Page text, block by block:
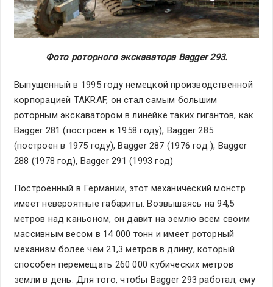
Фото роторного экскаватора Bagger 293.
Выпущенный в 1995 году немецкой производственной
корпорацией TAKRAF, он стал самым большим
роторным экскаватором в линейке таких гигантов, как
Bagger 281 (построен в 1958 году), Bagger 285
(построен в 1975 году), Bagger 287 (1976 год ), Bagger
288 (1978 год), Bagger 291 (1993 год)
Построенный в Германии, этот механический монстр
имеет невероятные габариты. Возвышаясь на 94,5
метров над каньоном, он давит на землю всем своим
массивным весом в 14 000 тонн и имеет роторный
механизм более чем 21,3 метров в длину, который
способен перемещать 260 000 кубических метров
земли в день. Для того, чтобы Bagger 293 работал, ему